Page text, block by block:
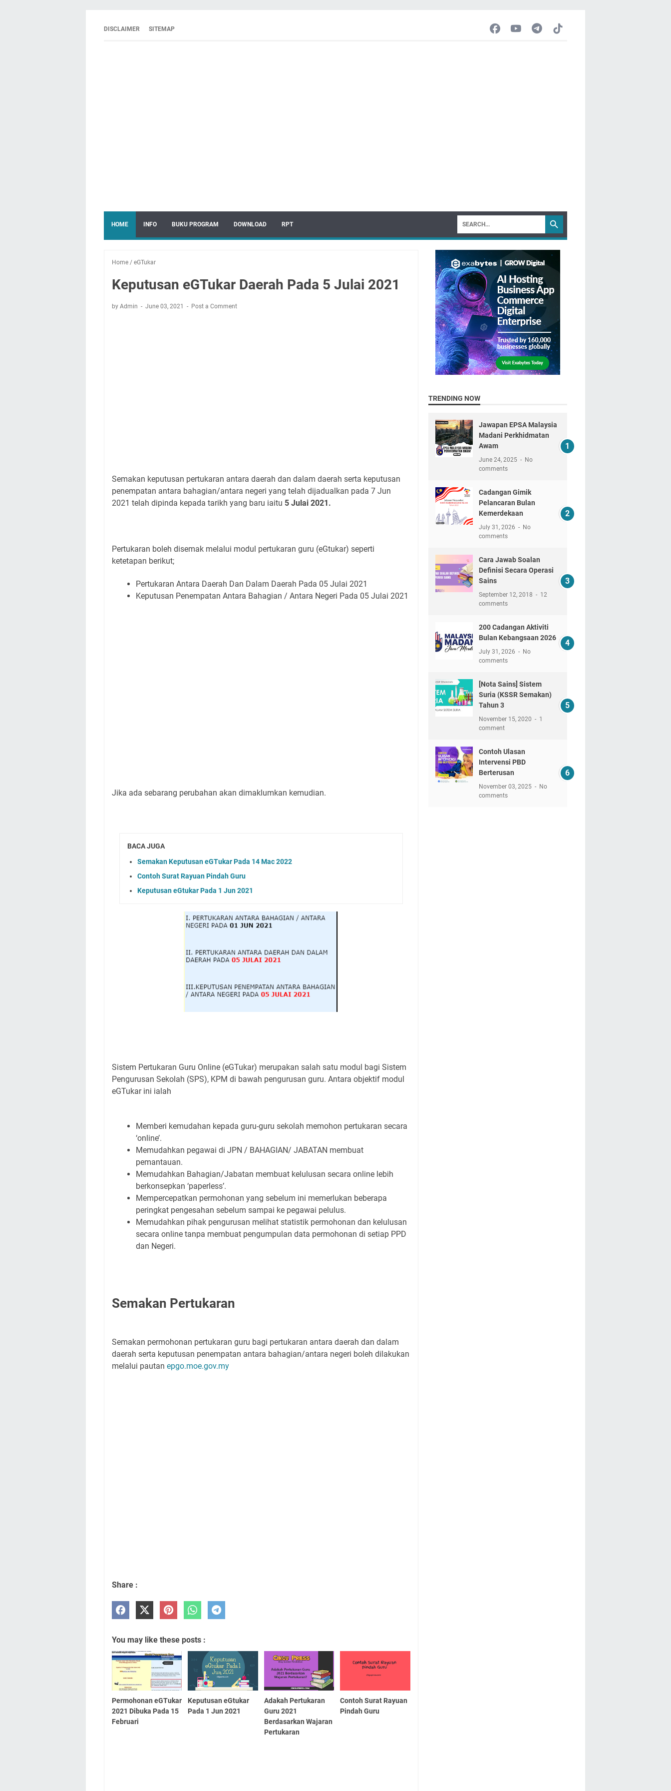
DISCLAIMER SITEMAP
HOME INFO BUKU PROGRAM DOWNLOAD RPT
Home / eGTukar
Keputusan eGTukar Daerah Pada 5 Julai 2021
by Admin June 03, 2021 Post a Comment
Semakan keputusan pertukaran antara daerah dan dalam daerah serta keputusan
penempatan antara bahagian/antara negeri yang telah dijadualkan pada 7 Jun
2021 telah dipinda kepada tarikh yang baru iaitu 5 Julai 2021.
Pertukaran boleh disemak melalui modul pertukaran guru (eGtukar) seperti
ketetapan berikut;
Pertukaran Antara Daerah Dan Dalam Daerah Pada 05 Julai 2021
Keputusan Penempatan Antara Bahagian / Antara Negeri Pada 05 Julai 2021
Jika ada sebarang perubahan akan dimaklumkan kemudian.
BACA JUGA
Semakan Keputusan eGTukar Pada 14 Mac 2022
Contoh Surat Rayuan Pindah Guru
Keputusan eGtukar Pada 1 Jun 2021
Sistem Pertukaran Guru Online (eGTukar) merupakan salah satu modul bagi Sistem
Pengurusan Sekolah (SPS), KPM di bawah pengurusan guru. Antara objektif modul
eGTukar ini ialah
Memberi kemudahan kepada guru-guru sekolah memohon pertukaran secara
‘online’.
Memudahkan pegawai di JPN / BAHAGIAN/ JABATAN membuat
pemantauan.
Memudahkan Bahagian/Jabatan membuat kelulusan secara online lebih
berkonsepkan ‘paperless’.
Mempercepatkan permohonan yang sebelum ini memerlukan beberapa
peringkat pengesahan sebelum sampai ke pegawai pelulus.
Memudahkan pihak pengurusan melihat statistik permohonan dan kelulusan
secara online tanpa membuat pengumpulan data permohonan di setiap PPD
dan Negeri.
Semakan Pertukaran
Semakan permohonan pertukaran guru bagi pertukaran antara daerah dan dalam
daerah serta keputusan penempatan antara bahagian/antara negeri boleh dilakukan
melalui pautan epgo.moe.gov.my
Share :
You may like these posts :
Permohonan eGTukar
2021 Dibuka Pada 15
Februari
Keputusan eGtukar
Pada 1 Jun 2021
Adakah Pertukaran
Guru 2021
Berdasarkan Wajaran
Pertukaran
Contoh Surat Rayuan
Pindah Guru
TRENDING NOW
Jawapan EPSA Malaysia
Madani Perkhidmatan
Awam
June 24, 2025
No
comments
Cadangan Gimik
Pelancaran Bulan
Kemerdekaan
July 31, 2026
No
comments
Cara Jawab Soalan
Definisi Secara Operasi
Sains
September 12, 2018
12
comments
200 Cadangan Aktiviti
Bulan Kebangsaan 2026
July 31, 2026
No
comments
[Nota Sains] Sistem
Suria (KSSR Semakan)
Tahun 3
November 15, 2020
1
comment
Contoh Ulasan
Intervensi PBD
Berterusan
November 03, 2025
No
comments